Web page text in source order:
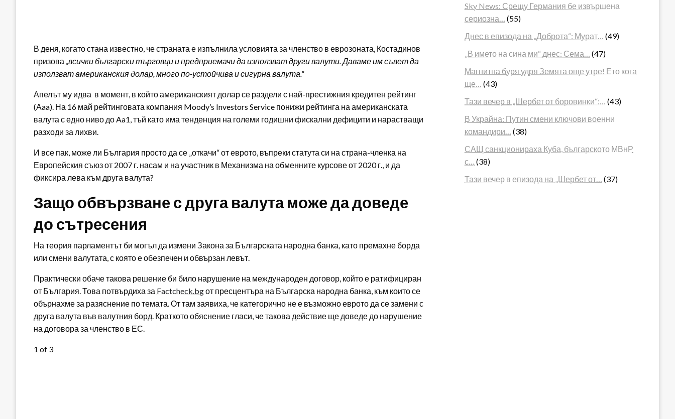
В деня, когато стана известно, че страната е изпълнила условията за членство в еврозоната, Костадинов
призова „всички български търговци и предприемачи да използват други валути. Даваме им съвет да
използват американския долар, много по-устойчива и сигурна валута.“
Апелът му идва в момент, в който американският долар се раздели с най-престижния кредитен рейтинг
(Аaa). На 16 май рейтинговата компания Moody’s Investors Service понижи рейтинга на американската
валута с едно ниво до Aa1, тъй като има тенденция на големи годишни фискални дефицити и нарастващи
разходи за лихви.
И все пак, може ли България просто да се „откачи“ от еврото, въпреки статута си на страна-членка на
Европейския съюз от 2007 г. насам и на участник в Механизма на обменните курсове от 2020 г., и да
фиксира лева към друга валута?
Защо обвързване с друга валута може да доведе
до сътресения
На теория парламентът би могъл да измени Закона за Българската народна банка, като премахне борда
или смени валутата, с която е обезпечен и обвързан левът.
Практически обаче такова решение би било нарушение на международен договор, който е ратифициран
от България. Това потвърдиха за Factcheck.bgот пресцентъра на Българска народна банка, към които се
обърнахме за разяснение по темата. От там заявиха, че категорично не е възможно еврото да се замени с
друга валута във валутния борд. Краткото обяснение гласи, че такова действие ще доведе до нарушение
на договора за членство в ЕС.
1 of 3
Sky News: Срещу Германия бе извършена
сериозна…
(55)
Днес в епизода на „Доброта“: Мурат…
(49)
„В името на сина ми“ днес: Сема…
(47)
Магнитна буря удря Земята още утре! Ето кога
ще…
(43)
Тази вечер в „Шербет от боровинки“:…
(43)
В Украйна: Путин смени ключови военни
командири…
(38)
САЩ санкционираха Куба, българското МВнР
с…
(38)
Тази вечер в епизода на „Шербет от…
(37)